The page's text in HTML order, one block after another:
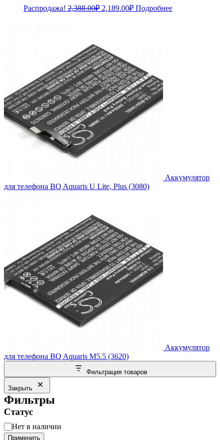
Распродажа! 2,388.00₽ Первоначальная
2,189.00₽Текущая
цена:
Подробнее
Аккумулятор
для телефона BQ Aquaris U Lite, Plus (3080)
Аккумулятор
для телефона BQ Aquaris M5.5 (3620)
Фильтрация товаров
Закрыть
Фильтры
Статус
Статус
Нет в наличии
Применить